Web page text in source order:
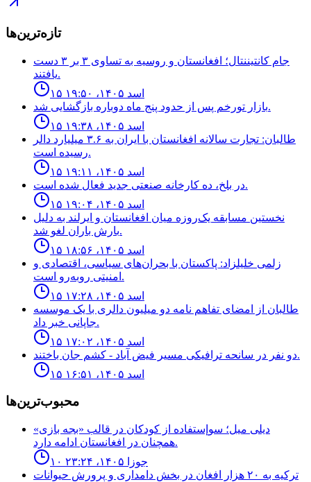
تازه‌ترین‌ها
جام كانتيننتال؛ افغانستان و روسيه به تساوى ٣ بر ٣ دست
يافتند.
۱۵ اسد ۱۴۰۵، ۱۹:۵۰
بازار تورخم پس از حدود پنج ماه دوباره بازگشایی شد.
۱۵ اسد ۱۴۰۵، ۱۹:۳۸
طالبان: تجارت سالانه افغانستان با ایران به ۳.۶ میلیارد دالر
رسیده است.
۱۵ اسد ۱۴۰۵، ۱۹:۱۱
در بلخ، ده کارخانه صنعتی جدید فعال شده است.
۱۵ اسد ۱۴۰۵، ۱۹:۰۴
نخستین مسابقه یک‌روزه میان افغانستان و ایرلند به دلیل
بارش باران لغو شد.
۱۵ اسد ۱۴۰۵، ۱۸:۵۶
زلمی خلیلزاد: پاکستان با بحران‌های سیاسی، اقتصادی و
امنیتی روبه‌رو است.
۱۵ اسد ۱۴۰۵، ۱۷:۲۸
طالبان از امضاى تفاهم نامه دو ميليون دالرى با يک موسسه
جاپانى خبر داد.
۱۵ اسد ۱۴۰۵، ۱۷:۰۲
دو نفر در سانحه ترافيكى مسير فيض آباد - كشم جان باختند.
۱۵ اسد ۱۴۰۵، ۱۶:۵۱
محبوب‌ترین‌ها
ديلى ميل؛ سوإستفاده از كودكان در قالب «بجه بازى»
همچنان در افغانستان ادامه دارد.
۱۰ جوزا ۱۴۰۵، ۲۳:۲۴
ترکیه به ۲۰ هزار افغان در بخش دامداری و پرورش حیوانات